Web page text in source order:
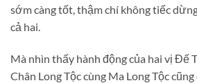
sớm càng tốt, thậm chí không tiếc
cả hai.
Mà nhìn thấy hành động của hai vị Đế
Chân Long Tộc cùng Ma Long Tộc